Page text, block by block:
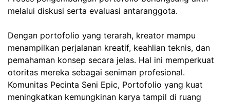
melalui diskusi serta evaluasi antaranggota.
Dengan portofolio yang terarah, kreator mampu
menampilkan perjalanan kreatif, keahlian teknis, dan
pemahaman konsep secara jelas. Hal ini memperkuat
otoritas mereka sebagai seniman profesional.
Komunitas Pecinta Seni Epic, Portofolio yang kuat
meningkatkan kemungkinan karya tampil di ruang